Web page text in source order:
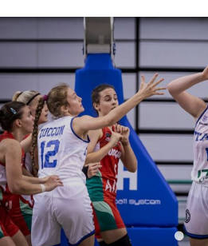
ÁREA TÉCNICA
PROJETOS
LIGA BETCLIC MASCULINA
LIGA BETCLIC FEMININA